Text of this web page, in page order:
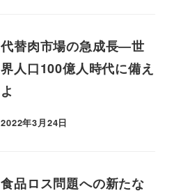
代替肉市場の急成長―世
界人口100億人時代に備え
よ
2022年3月24日
食品ロス問題への新たな